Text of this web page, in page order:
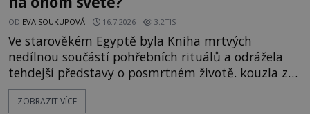
OD EVA SOUKUPOVÁ 16.7.2026 3.2TIS
Ve starověkém Egyptě byla Kniha mrtvých
nedílnou součástí pohřebních rituálů a odrážela
tehdejší představy o posmrtném životě. kouzla z
této knihy sloužila výhradně zesnulým. K čemu
mohli mrtví potřebovat magii? V roce 2023
ZOBRAZIT VÍCE